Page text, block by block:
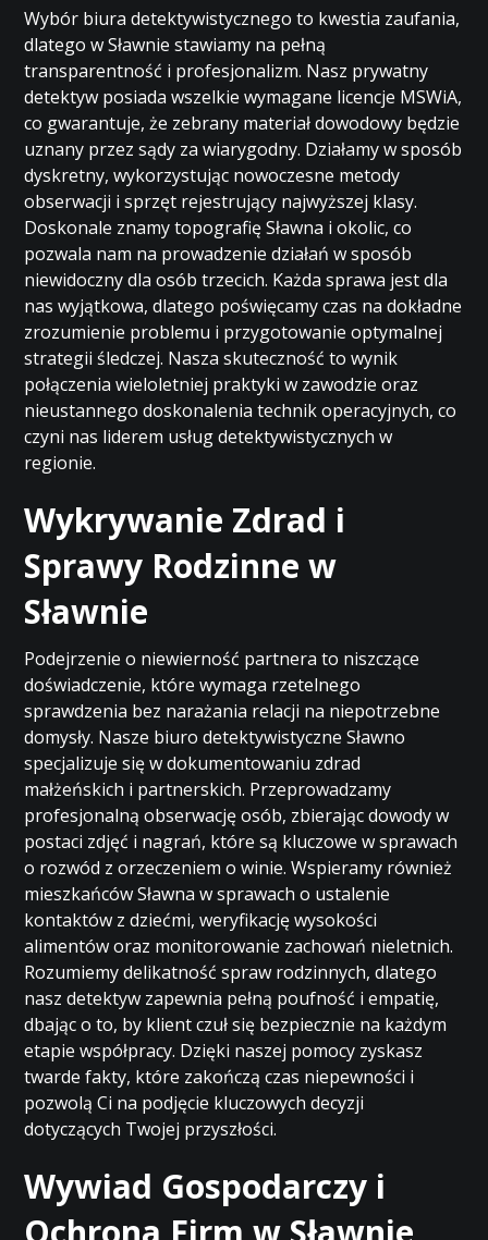
Wybór biura detektywistycznego to kwestia zaufania,
dlatego w Sławnie stawiamy na pełną
transparentność i profesjonalizm. Nasz prywatny
detektyw posiada wszelkie wymagane licencje MSWiA,
co gwarantuje, że zebrany materiał dowodowy będzie
uznany przez sądy za wiarygodny. Działamy w sposób
dyskretny, wykorzystując nowoczesne metody
obserwacji i sprzęt rejestrujący najwyższej klasy.
Doskonale znamy topografię Sławna i okolic, co
pozwala nam na prowadzenie działań w sposób
niewidoczny dla osób trzecich. Każda sprawa jest dla
nas wyjątkowa, dlatego poświęcamy czas na dokładne
zrozumienie problemu i przygotowanie optymalnej
strategii śledczej. Nasza skuteczność to wynik
połączenia wieloletniej praktyki w zawodzie oraz
nieustannego doskonalenia technik operacyjnych, co
czyni nas liderem usług detektywistycznych w
regionie.
Wykrywanie Zdrad i
Sprawy Rodzinne w
Sławnie
Podejrzenie o niewierność partnera to niszczące
doświadczenie, które wymaga rzetelnego
sprawdzenia bez narażania relacji na niepotrzebne
domysły. Nasze biuro detektywistyczne Sławno
specjalizuje się w dokumentowaniu zdrad
małżeńskich i partnerskich. Przeprowadzamy
profesjonalną obserwację osób, zbierając dowody w
postaci zdjęć i nagrań, które są kluczowe w sprawach
o rozwód z orzeczeniem o winie. Wspieramy również
mieszkańców Sławna w sprawach o ustalenie
kontaktów z dziećmi, weryfikację wysokości
alimentów oraz monitorowanie zachowań nieletnich.
Rozumiemy delikatność spraw rodzinnych, dlatego
nasz detektyw zapewnia pełną poufność i empatię,
dbając o to, by klient czuł się bezpiecznie na każdym
etapie współpracy. Dzięki naszej pomocy zyskasz
twarde fakty, które zakończą czas niepewności i
pozwolą Ci na podjęcie kluczowych decyzji
dotyczących Twojej przyszłości.
Wywiad Gospodarczy i